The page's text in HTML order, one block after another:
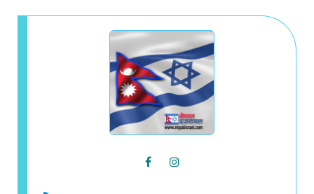
नेपाल इजरायल